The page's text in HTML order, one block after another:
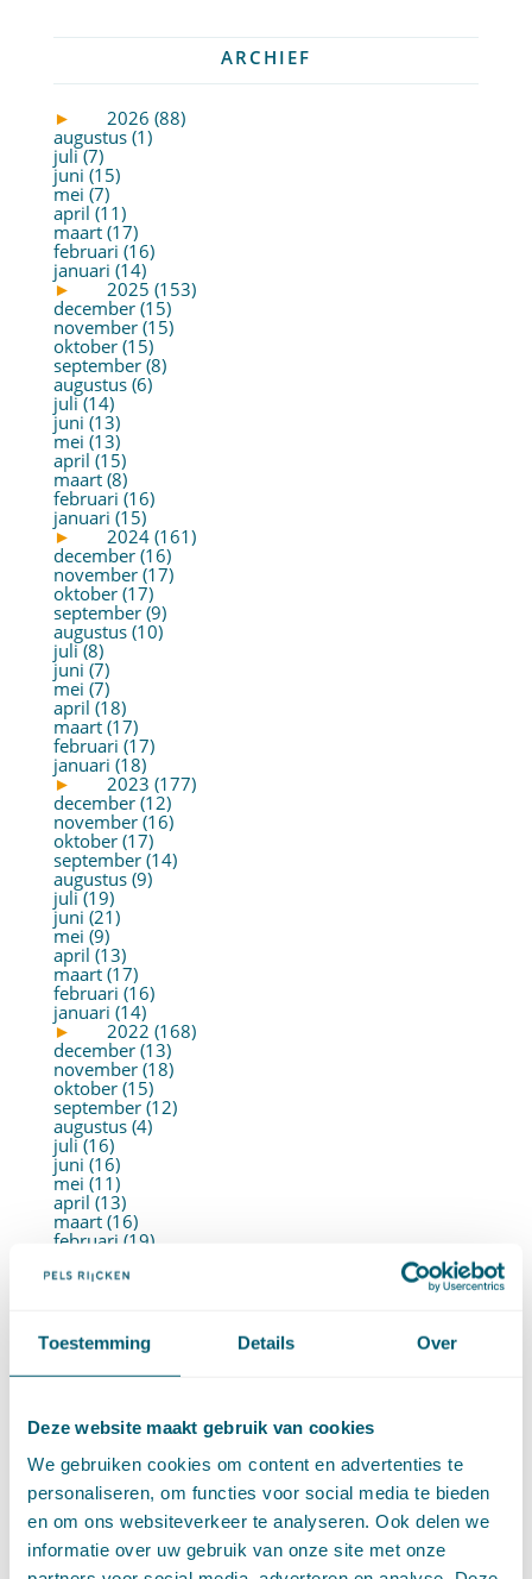
Toestemming Details Over
Deze website maakt gebruik van cookies
We gebruiken cookies om content en advertenties te
personaliseren, om functies voor social media te bieden
en om ons websiteverkeer te analyseren. Ook delen we
informatie over uw gebruik van onze site met onze
ARCHIEF
►
2026 (88)
augustus (1)
juli (7)
juni (15)
mei (7)
april (11)
maart (17)
februari (16)
januari (14)
►
2025 (153)
december (15)
november (15)
oktober (15)
september (8)
augustus (6)
juli (14)
juni (13)
mei (13)
april (15)
maart (8)
februari (16)
januari (15)
►
2024 (161)
december (16)
november (17)
oktober (17)
september (9)
augustus (10)
juli (8)
juni (7)
mei (7)
april (18)
maart (17)
februari (17)
januari (18)
►
2023 (177)
december (12)
november (16)
oktober (17)
september (14)
augustus (9)
juli (19)
juni (21)
mei (9)
april (13)
maart (17)
februari (16)
januari (14)
►
2022 (168)
december (13)
november (18)
oktober (15)
september (12)
augustus (4)
juli (16)
juni (16)
mei (11)
april (13)
maart (16)
februari (19)
►
2021 (123)
oktober (13)
september (4)
augustus (7)
mei (6)
maart (14)
februari (11)
januari (15)
►
2020 (154)
december (6)
november (14)